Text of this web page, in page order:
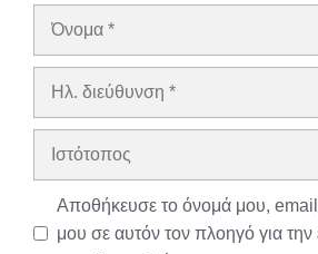
Όνομα
Ηλ.
Ιστότοπος
Αποθήκευσε το όνομά μου, email,
μου σε αυτόν τον πλοηγό για